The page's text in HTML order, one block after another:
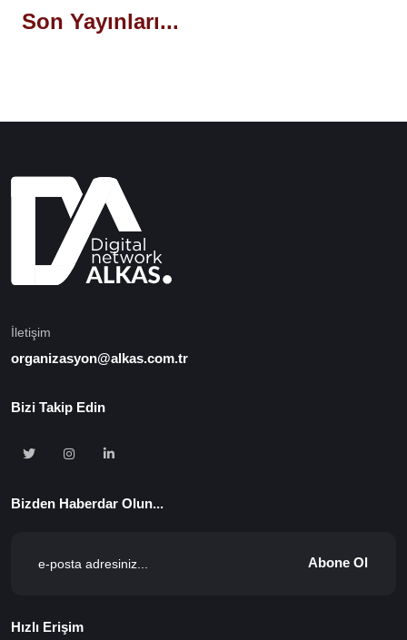
Son Yayınları...
İletişim
organizasyon@alkas.com.tr
Bizi Takip Edin
Bizden Haberdar Olun...
Abone Ol
Hızlı Erişim